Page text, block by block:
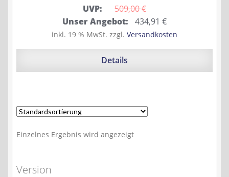
UVP: 509,00 €
Ursprünglicher
Preis
war:
Unser Angebot: 434,91€Aktueller
Preis
ist:
inkl. 19 % MwSt. zzgl. Versandkosten
Details
Einzelnes Ergebnis wird angezeigt
Version